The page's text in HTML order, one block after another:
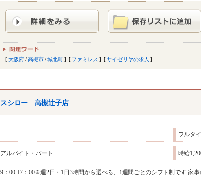
大阪府/高槻市/城北町 ファミレス サイゼリヤの求人
スシロー 高槻辻子店
-- フルタ
アルバイト・パート 時給
9：00-17：00※週2日・1日3時間から選べる、1週間ごとのシフト制です 家